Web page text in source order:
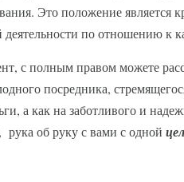
Это положение является
деятельности по отношению к
с полным правом можете
посредника,
а как на заботливого и
об руку с вами с одной